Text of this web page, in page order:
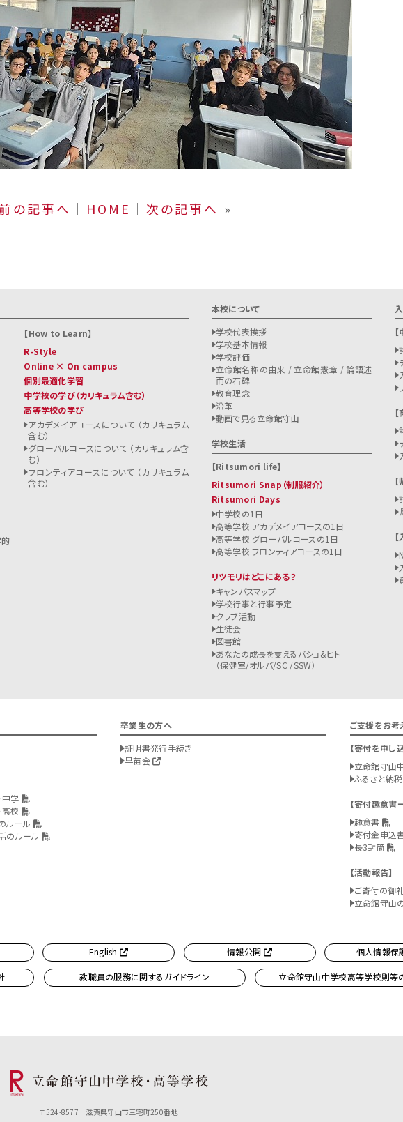
の記事へ │ HOME │ 次の記事へ »
How to Learn
R-Style
Online × On campus
個別最適化学習
中学校の学び（カリキュラム含む）
高等学校の学び
アカデメイアコースについて （カリキュラム
含む）
グローバルコースについて （カリキュラム含
む）
フロンティアコースについて （カリキュラム
含む）
本校について
学校代表挨拶
学校基本情報
学校評価
立命館名称の由来 / 立命館憲章 / 論語述
而の石碑
教育理念
沿革
動画で見る立命館守山
学校生活
Ritsumori life
Ritsumori Snap（制服紹介）
Ritsumori Days
中学校の1日
高等学校 アカデメイアコースの1日
高等学校 グローバルコースの1日
高等学校 フロンティアコースの1日
リツモリはどこにある？
キャンパスマップ
学校行事と行事予定
クラブ活動
生徒会
図書館
あなたの成長を支えるバショ&ヒト
（保健室/オルバ/SC /SSW）
中学
高校
ルール
のルール
卒業生の方へ
証明書発行手続き
早苗会
ご支援をお考
寄付を申し
立命館守山
ふるさと納
寄付趣意書
趣意書
寄付金申込
長3封筒
活動報告
ご寄付の御
立命館守山
English 情報公開 個人情報保
教職員の服務に関するガイドライン 立命館守山中学校高等学校則等
〒524-8577 滋賀県守山市三宅町250番地